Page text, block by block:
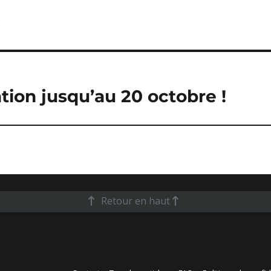
jusqu’au 20 octobre !
Retour en haut